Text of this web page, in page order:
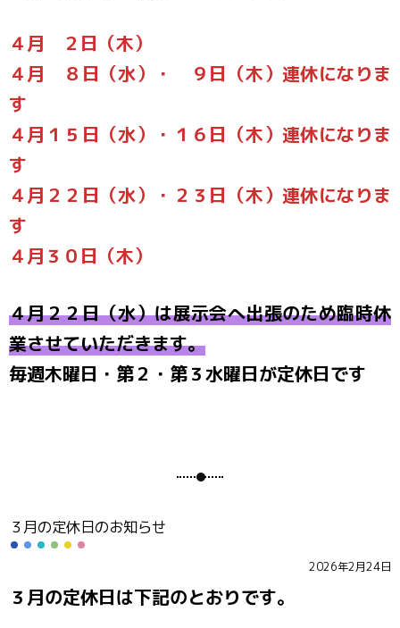
４月 ２日（木）
４月 ８日（水）・ ９日（木）連休になりま
す
４月１５日（水）・１６日（木）連休になりま
す
４月２２日（水）・２３日（木）連休になりま
す
４月３０日（木）
４月２２日（水）は展示会へ出張のため臨時休
業させていただきます。
毎週木曜日・第２・第３水曜日が定休日です
３月の定休日のお知らせ
2026年2月24日
３月の定休日は下記のとおりです。